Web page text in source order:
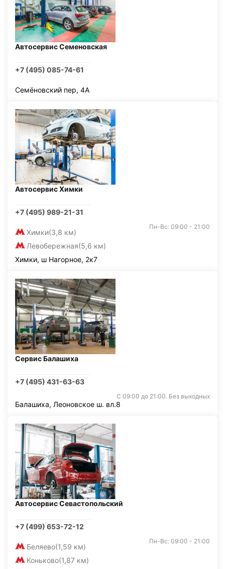
Автосервис Семеновская
+7 (495) 085-74-61
Семёновский пер, 4А
Автосервис Химки
+7 (495) 989-21-31
Химки(3,8 км)
Левобережная(5,6 км)
Пн-Вс: 09:00 - 21:00
Химки, ш Нагорное, 2к7
Сервис Балашиха
+7 (495) 431-63-63
С 09:00 до 21:00. Без выходных
Балашиха, Леоновское ш. вл.8
Автосервис Севастопольский
+7 (499) 653-72-12
Беляево(1,59 км)
Коньково(1,87 км)
Пн-Вс: 09:00 - 21:00